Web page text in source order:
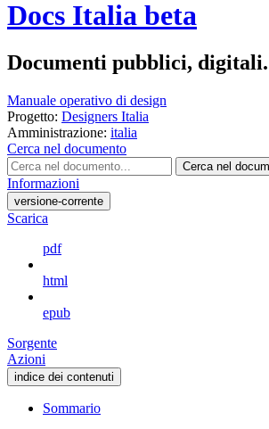
Docs Italia beta
Documenti pubblici, digitali.
Manuale operativo di design
Progetto: Designers Italia
Amministrazione: italia
Cerca nel documento
Cerca nel
Informazioni
versione-corrente
Scarica
pdf
html
epub
Sorgente
Azioni
indice dei contenuti
Sommario